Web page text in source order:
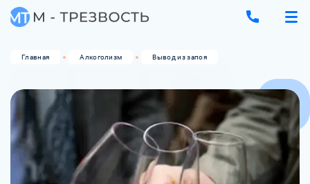
Главная Алкоголизм Вывод из запоя